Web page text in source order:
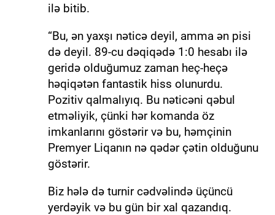
ilə bitib.
“Bu, ən yaxşı nəticə deyil, amma ən pisi
də deyil. 89-cu dəqiqədə 1:0 hesabı ilə
geridə olduğumuz zaman heç-heçə
həqiqətən fantastik hiss olunurdu.
Pozitiv qalmalıyıq. Bu nəticəni qəbul
etməliyik, çünki hər komanda öz
imkanlarını göstərir və bu, həmçinin
Premyer Liqanın nə qədər çətin olduğunu
göstərir.
Biz hələ də turnir cədvəlində üçüncü
yerdəyik və bu gün bir xal qazandıq.